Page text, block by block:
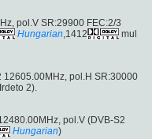
pol.V SR:29900 FEC:2/3
Hungarian ,1412
mul
12605.00MHz, pol.H SR:30000
2).
pol.V (DVB-S2
Hungarian)